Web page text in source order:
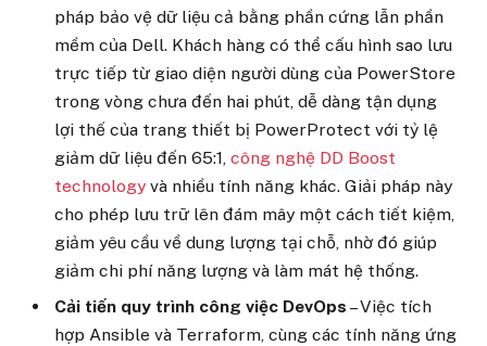
pháp bảo vệ dữ liệu cả bằng phần cứng lẫn phần
mềm của Dell. Khách hàng có thể cấu hình sao lưu
trực tiếp từ giao diện người dùng của PowerStore
trong vòng chưa đến hai phút, dễ dàng tận dụng
lợi thế của trang thiết bị PowerProtect với tỷ lệ
giảm dữ liệu đến 65:1, công nghệ DD Boost
technology và nhiều tính năng khác. Giải pháp này
cho phép lưu trữ lên đám mây một cách tiết kiệm,
giảm yêu cầu về dung lượng tại chỗ, nhờ đó giúp
giảm chi phí năng lượng và làm mát hệ thống.
Cải tiến quy trình công việc DevOps – Việc tích
hợp Ansible và Terraform, cùng các tính năng ứng